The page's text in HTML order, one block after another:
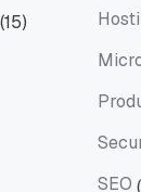
(15)
SEO